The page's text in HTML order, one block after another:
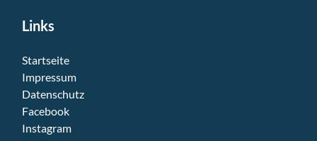
Links
Startseite
Impressum
Datenschutz
Facebook
Instagram